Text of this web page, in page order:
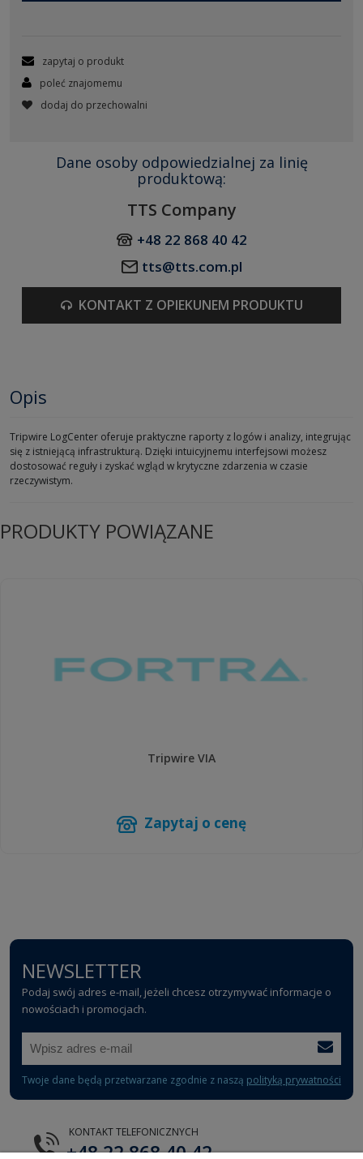
zapytaj o produkt
poleć znajomemu
dodaj do przechowalni
Dane osoby odpowiedzialnej za linię
produktową:
TTS Company
+48 22 868 40 42
tts@tts.com.pl
KONTAKT Z OPIEKUNEM PRODUKTU
Opis
Tripwire LogCenter oferuje praktyczne raporty z logów i analizy, integrując
się z istniejącą infrastrukturą. Dzięki intuicyjnemu interfejsowi możesz
dostosować reguły i zyskać wgląd w krytyczne zdarzenia w czasie
rzeczywistym.
PRODUKTY POWIĄZANE
Tripwire VIA
Zapytaj o cenę
NEWSLETTER
Podaj swój adres e-mail, jeżeli chcesz otrzymywać informacje o
nowościach i promocjach.
Twoje dane będą przetwarzane zgodnie z naszą polityką prywatności
KONTAKT TELEFONICZNYCH
+48 22 868 40 42